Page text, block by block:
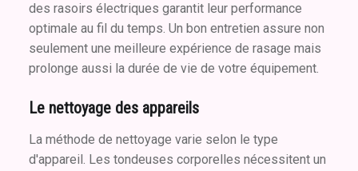
des rasoirs électriques garantit leur performance
optimale au fil du temps. Un bon entretien assure non
seulement une meilleure expérience de rasage mais
prolonge aussi la durée de vie de votre équipement.
Le nettoyage des appareils
La méthode de nettoyage varie selon le type
d'appareil. Les tondeuses corporelles nécessitent un